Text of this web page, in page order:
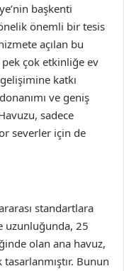
başkenti
önemli bir tesis
açılan bu
çok etkinliğe ev
katkı
ve geniş
sadece
severler için de
standartlara
uzunluğunda, 25
olan ana havuz,
Bunun